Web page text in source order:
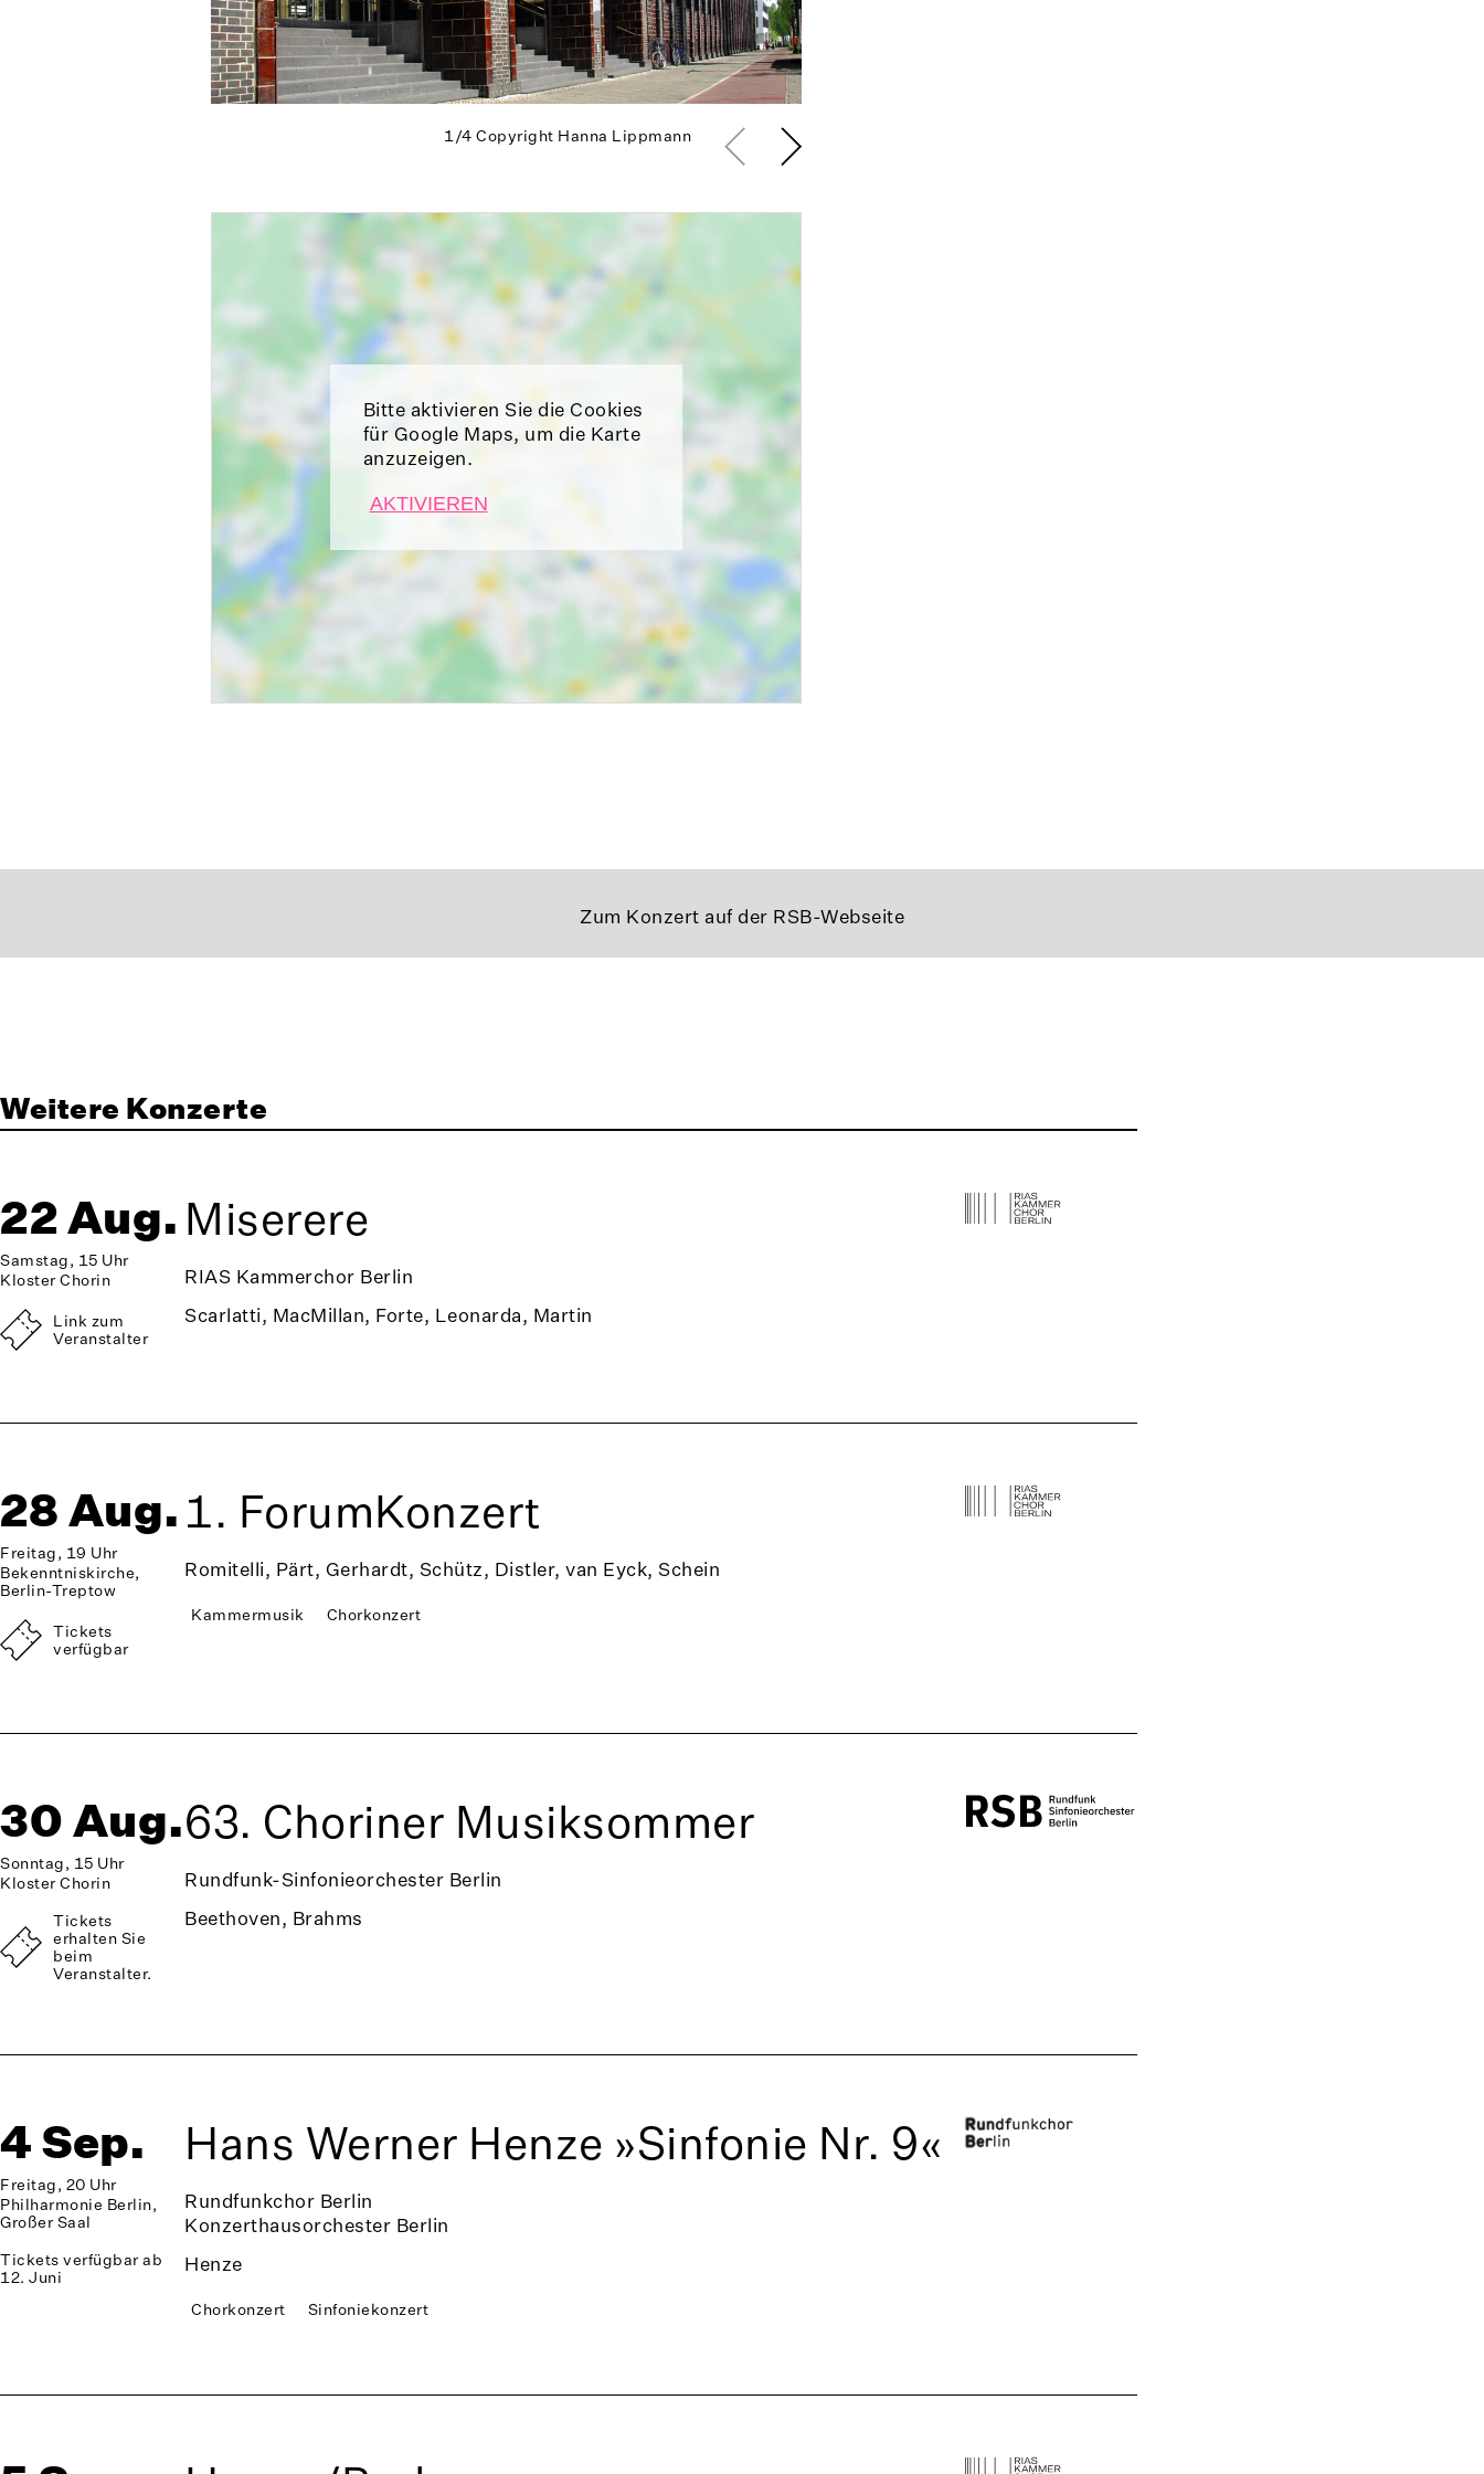
1/4 Copyright Hanna Lippmann
Bitte aktivieren Sie die Cookies
für Google Maps, um die Karte
anzuzeigen.
AKTIVIEREN
Zum Konzert auf der RSB-Webseite
Weitere Konzerte
22 Aug.
Samstag, 15 Uhr
Kloster Chorin
Link zum
Veranstalter
Miserere
RIAS Kammerchor Berlin
Scarlatti, MacMillan, Forte, Leonarda, Martin
28 Aug.
Freitag, 19 Uhr
Bekenntniskirche,
Berlin-Treptow
Tickets
verfügbar
1. ForumKonzert
Romitelli, Pärt, Gerhardt, Schütz, Distler, van Eyck, Schein
Kammermusik Chorkonzert
30 Aug.
Sonntag, 15 Uhr
Kloster Chorin
Tickets
erhalten Sie
beim
Veranstalter.
63. Choriner Musiksommer
Rundfunk-Sinfonieorchester Berlin
Beethoven, Brahms
4 Sep.
Freitag, 20 Uhr
Philharmonie Berlin,
Großer Saal
Tickets verfügbar ab
12. Juni
Hans Werner Henze »Sinfonie Nr. 9«
Rundfunkchor Berlin
Konzerthausorchester Berlin
Henze
Chorkonzert Sinfoniekonzert